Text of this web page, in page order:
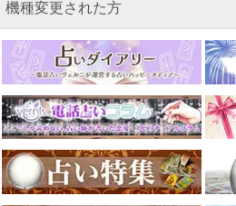
機種変更された方